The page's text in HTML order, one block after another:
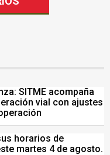
SITME acompaña
vial con ajustes
horarios de
martes 4 de agosto.